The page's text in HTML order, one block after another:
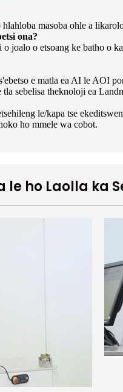
masoba ohle a
ona?
joalo o etsoang ke batho o
e matla ea AI le AOI
tla sebelisa theknoloji ea
le/kapa tse
ho mmele wa cobot.
le ho Laolla ka